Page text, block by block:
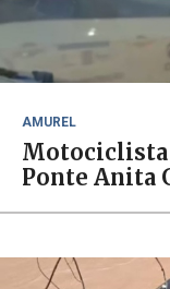
AMUREL
Motociclista
Ponte Anita